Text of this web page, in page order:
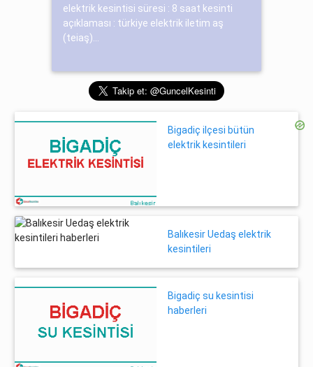
elektrik kesintisi süresi : 8 saat kesinti
açıklaması : türkiye elektrik iletim aş
(teiaş)...
Bigadiç ilçesi bütün
elektrik kesintileri
Balıkesir Uedaş elektrik
kesintileri
Bigadiç su kesintisi
haberleri